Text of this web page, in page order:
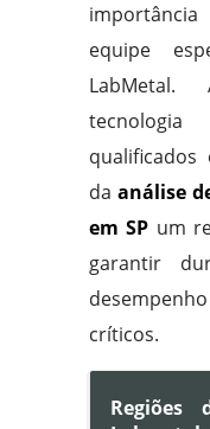
equipe
tecnologia
da análise
em SP um
garantir
críticos.